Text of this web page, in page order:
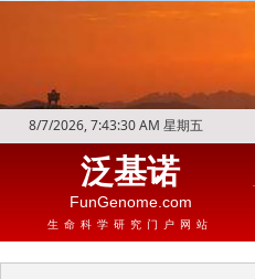
8/7/2026, 7:43:31 AM 星期五
泛基诺
FunGenome.com
生命科学研究门户网站